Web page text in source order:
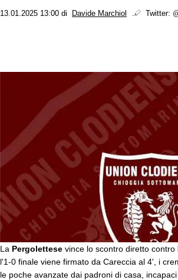
13.01.2025 13:00 di Davide Marchiol Twitter:
La Pergolettese vince lo scontro diretto contro
l'1-0 finale viene firmato da Careccia al 4', i
le poche avanzate dai padroni di casa,